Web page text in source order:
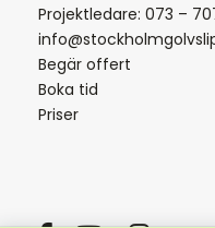
Projektledare: 073 –
Begär offert
Boka tid
Priser